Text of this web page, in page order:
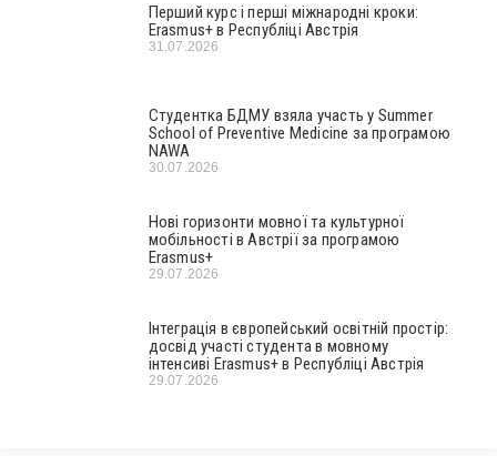
Перший курс і перші міжнародні кроки:
Erasmus+ в Республіці Австрія
31.07.2026
Студентка БДМУ взяла участь у Summer
School of Preventive Medicine за програмою
NAWA
30.07.2026
Нові горизонти мовної та культурної
мобільності в Австрії за програмою
Erasmus+
29.07.2026
Інтеграція в європейський освітній простір:
досвід участі студента в мовному
інтенсиві Erasmus+ в Республіці Австрія
29.07.2026